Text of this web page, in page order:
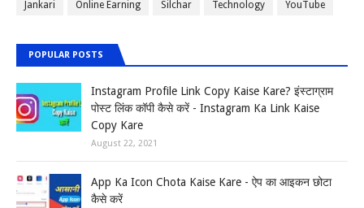
Jankari Online Earning Silchar Technology YouTube
POPULAR POSTS
Instagram Profile Link Copy Kaise Kare? इंस्टाग्राम
पोस्ट लिंक कॉपी कैसे करें - Instagram Ka Link Kaise
Copy Kare
August 22, 2021
App Ka Icon Chota Kaise Kare - ऐप का आइकन छोटा
कैसे करें